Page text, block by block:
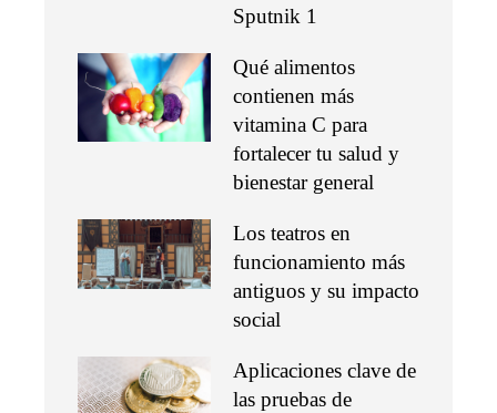
Sputnik 1
Qué alimentos
contienen más
vitamina C para
fortalecer tu salud y
bienestar general
Los teatros en
funcionamiento más
antiguos y su impacto
social
Aplicaciones clave de
las pruebas de